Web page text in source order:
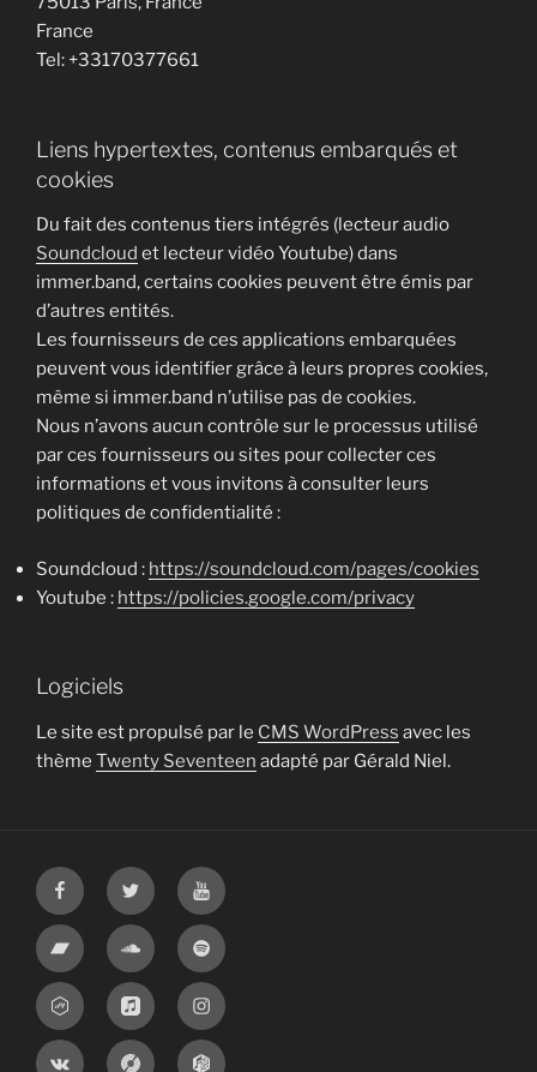
France
Tel: +33170377661
Liens hypertextes, contenus embarqués et
cookies
Du fait des contenus tiers intégrés (lecteur audio
Soundcloud et lecteur vidéo Youtube) dans
immer.band, certains cookies peuvent être émis par
d’autres entités.
Les fournisseurs de ces applications embarquées
peuvent vous identifier grâce à leurs propres cookies,
même si immer.band n’utilise pas de cookies.
Nous n’avons aucun contrôle sur le processus utilisé
par ces fournisseurs ou sites pour collecter ces
informations et vous invitons à consulter leurs
politiques de confidentialité :
Soundcloud : https://soundcloud.com/pages/cookies
Youtube : https://policies.google.com/privacy
Logiciels
Le site est propulsé par le CMS WordPress avec les
thème Twenty Seventeen adapté par Gérald Niel.
FacebookTwitter Youtube
BandcampSoundcloud
Spotify
JamendoApple
Music
Instagram
Discogs MusicBrainz